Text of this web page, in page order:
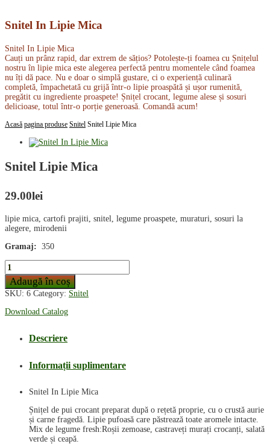
Snitel In Lipie Mica
Snitel In Lipie Mica
Cauți un prânz rapid, dar extrem de sățios? Potolește-ți foamea cu Șnițelul
nostru în lipie mica este alegerea perfectă pentru momentele când foamea
nu îți dă pace. Nu e doar o simplă gustare, ci o experiență culinară
completă, împachetată cu grijă într-o lipie proaspătă și ușor rumenită,
pregătit cu ingrediente proaspete! Șnițel crocant, legume alese și sosuri
delicioase, totul într-o porție generoasă. Comandă acum!
Acasă pagina produse Snitel Snitel Lipie Mica
Snitel Lipie Mica
29.00lei
lipie mica, cartofi prajiti, snitel, legume proaspete, muraturi, sosuri la
alegere, mirodenii
Gramaj: 350
Snitel
Lipie
Mica
quantity
Adaugă în coș
SKU: 6 Category: Snitel
Download Catalog
Descriere
Informații suplimentare
Snitel In Lipie Mica
Șnițel de pui crocant preparat după o rețetă proprie, cu o crustă aurie
și carne fragedă. Lipie pufoasă care păstrează toate aromele intacte.
Mix de legume fresh:Roșii zemoase, castraveți murați crocanți, salată
verde și ceapă.